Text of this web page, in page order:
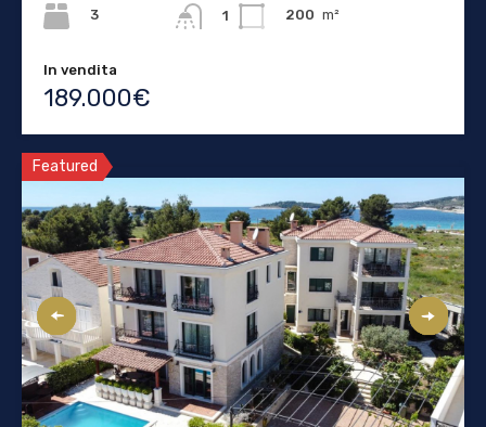
3
1
200 m²
In vendita
189.000€
Featured